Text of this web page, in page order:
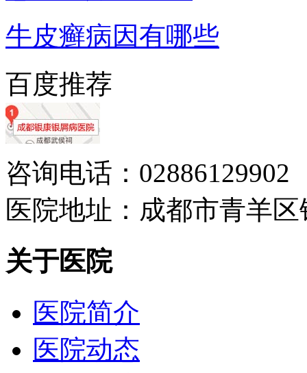
牛皮癣病因有哪些
百度推荐
咨询电话：02886129902
医院地址：成都市青羊
关于医院
医院简介
医院动态